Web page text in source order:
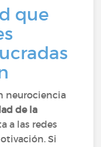
que
neurociencia
de la
a las redes
Si